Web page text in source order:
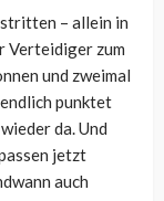
– allein in
Verteidiger zum
und zweimal
punktet
da. Und
jetzt
auch